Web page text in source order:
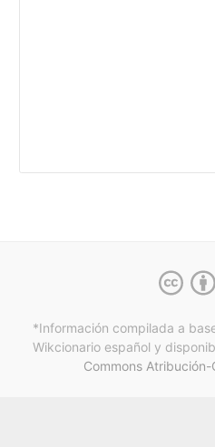
*Información compilada a
Wikcionario español y
Commons